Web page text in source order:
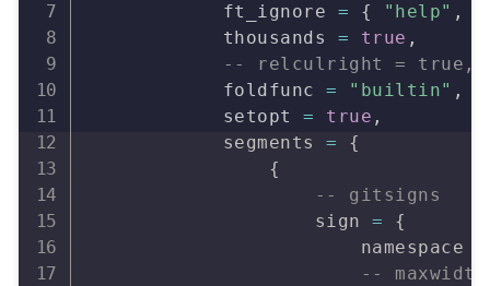
            ft_ignore
= { "help" ,
            thousands
= true ,
-- relculright = true,
            foldfunc
= "builtin" ,
            setopt
= true ,
            segments
=
{
{
-- gitsigns
                    sign
=
{
                        namespace
--